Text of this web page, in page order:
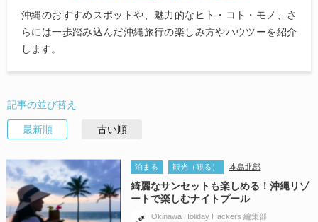
沖縄のおすすめスポットや、魅力的なヒト・コト・モノ、さ
らには一歩踏み込んだ沖縄旅行の楽しみ方やハウツーを紹介
します。
記事の並び替え
最新順 古い順
泊まる 観光（観る） 本島北部
綺麗なサンセットも楽しめる！沖縄リゾ
ートで楽しむナイトプール
Okinawa Holiday Hackers 編集部